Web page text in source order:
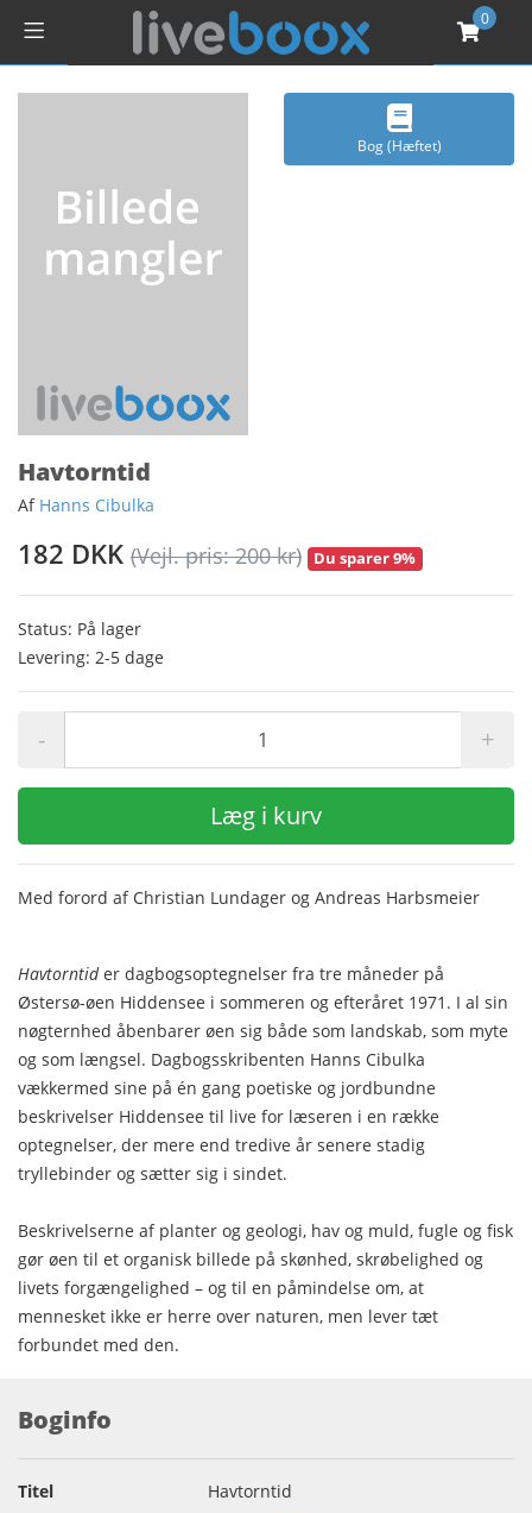
0
Bog (Hæftet)
Havtorntid
Af Hanns Cibulka
182 DKK (Vejl. pris: 200 kr) Du sparer 9%
Status: På lager
Levering: 2-5 dage
- +
Læg i kurv
Med forord af Christian Lundager og Andreas Harbsmeier
Havtorntider dagbogsoptegnelser fra tre måneder på
Østersø-øen Hiddensee i sommeren og efteråret 1971. I al sin
nøgternhed åbenbarer øen sig både som landskab, som myte
og som længsel. Dagbogsskribenten Hanns Cibulka
vækkermed sine på én gang poetiske og jordbundne
beskrivelser Hiddensee til live for læseren i en række
optegnelser, der mere end tredive år senere stadig
tryllebinder og sætter sig i sindet.
Beskrivelserne af planter og geologi, hav og muld, fugle og fisk
gør øen til et organisk billede på skønhed, skrøbelighed og
livets forgængelighed – og til en påmindelse om, at
mennesket ikke er herre over naturen, men lever tæt
forbundet med den.
Boginfo
Titel
Havtorntid